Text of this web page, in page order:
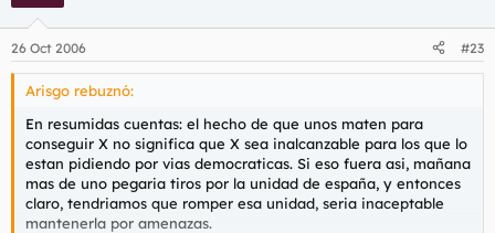
26 Oct 2006 #23
Arisgo rebuznó:
En resumidas cuentas: el hecho de que unos maten para
conseguir X no significa que X sea inalcanzable para los que lo
estan pidiendo por vias democraticas. Si eso fuera asi, mañana
mas de uno pegaria tiros por la unidad de españa, y entonces
claro, tendriamos que romper esa unidad, seria inaceptable
mantenerla por amenazas.